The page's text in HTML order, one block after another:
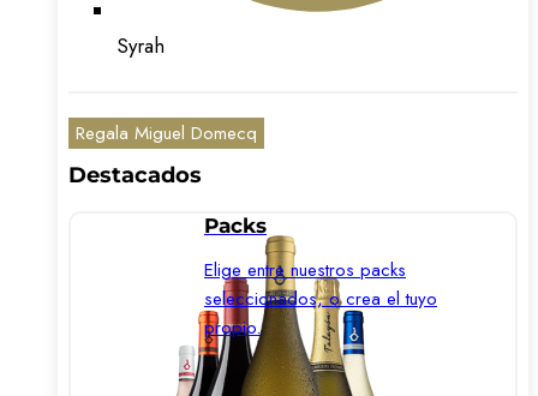
Syrah
Regala Miguel Domecq
Destacados
Packs
Elige entre nuestros packs
seleccionados, o crea el tuyo
propio.